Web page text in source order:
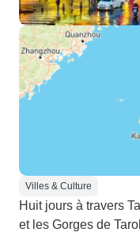
Villes & Culture
Huit jours à travers
et les Gorges de